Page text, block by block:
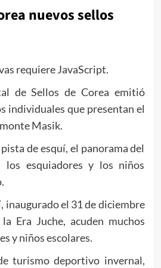
nuevos sellos
requiere JavaScript.
de Sellos de Corea emitió
individuales que presentan el
Masik.
de esquí, el panorama del
los esquiadores y los niños
inaugurado el 31 de diciembre
Era Juche, acuden muchos
y niños escolares.
turismo deportivo invernal,